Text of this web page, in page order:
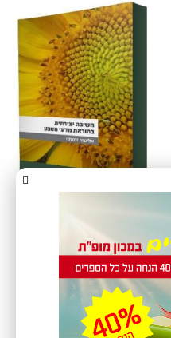
חשיבה יצירתית בהוראת מדעי הטבע
₪25
בחר אפשרויות